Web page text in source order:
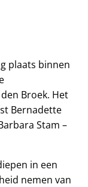
plaats binnen
Broek. Het
Bernadette
Stam –
in een
nemen van